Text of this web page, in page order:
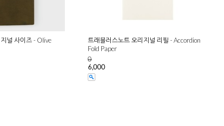
널 사이즈 - Olive
트래블러스노트 오리지널 리필 - Accordion
Fold Paper
0
6,000